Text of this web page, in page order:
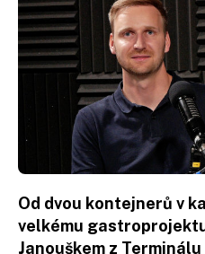
Od dvou kontejnerů v
velkému
Janouškem z